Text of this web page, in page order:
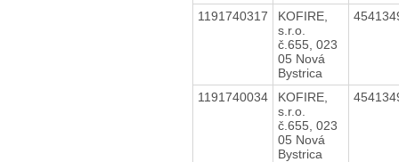
1191740317
KOFIRE,
s.r.o.
č.655, 023
05 Nová
Bystrica
1191740034
KOFIRE,
s.r.o.
č.655, 023
05 Nová
Bystrica